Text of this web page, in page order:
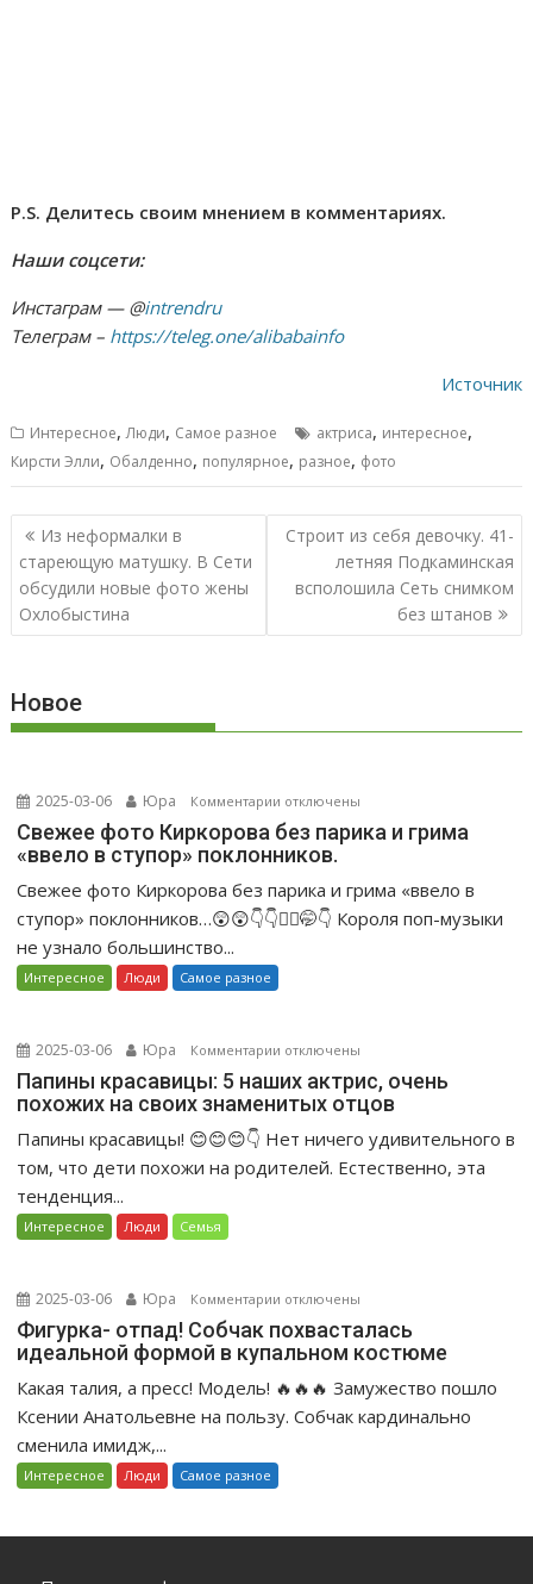
P.S. Делитесь своим мнением в комментариях.
Наши соцсети:
Инстаграм — @intrendru
Телеграм – https://teleg.one/alibabainfo
Источник
Интересное,Люди, Самое разное актриса, интересное,
Кирсти Элли, Обалденно, популярное, разное, фото
Навигация
по
записям
Из неформалки в
стареющую матушку. В Сети
обсудили новые фото жены
Охлобыстина
Строит из себя девочку. 41-
летняя Подкаминская
всполошила Сеть снимком
без штанов
Новое
2025-03-06 Юра Комментарии к
записи
Свежее
Киркорова
без
ступор»
поклонников.
отключены
Свежее фото Киркорова без парика и грима
«ввело в ступор» поклонников.
Свежее фото Киркорова без парика и грима «ввело в
ступор» поклонников…😲😲👇👇🤦‍♀️🤭👇 Короля поп-музыки
не узнало большинство...
Интересное Люди Самое разное
2025-03-06 Юра Комментарии к
записи
Папины
наших
знаменитых
отцов
отключены
Папины красавицы: 5 наших актрис, очень
похожих на своих знаменитых отцов
Папины красавицы! 😊😊😊👇 Нет ничего удивительного в
том, что дети похожи на родителей. Естественно, эта
тенденция...
Интересное Люди Семья
2025-03-06 Юра Комментарии к
записи
Фигурка-
похвасталась
купальном
отключены
Фигурка- отпад! Собчак похвасталась
идеальной формой в купальном костюме
Какая талия, а пресс! Модель! 🔥🔥🔥 Замужество пошло
Ксении Анатольевне на пользу. Собчак кардинально
сменила имидж,...
Интересное Люди Самое разное